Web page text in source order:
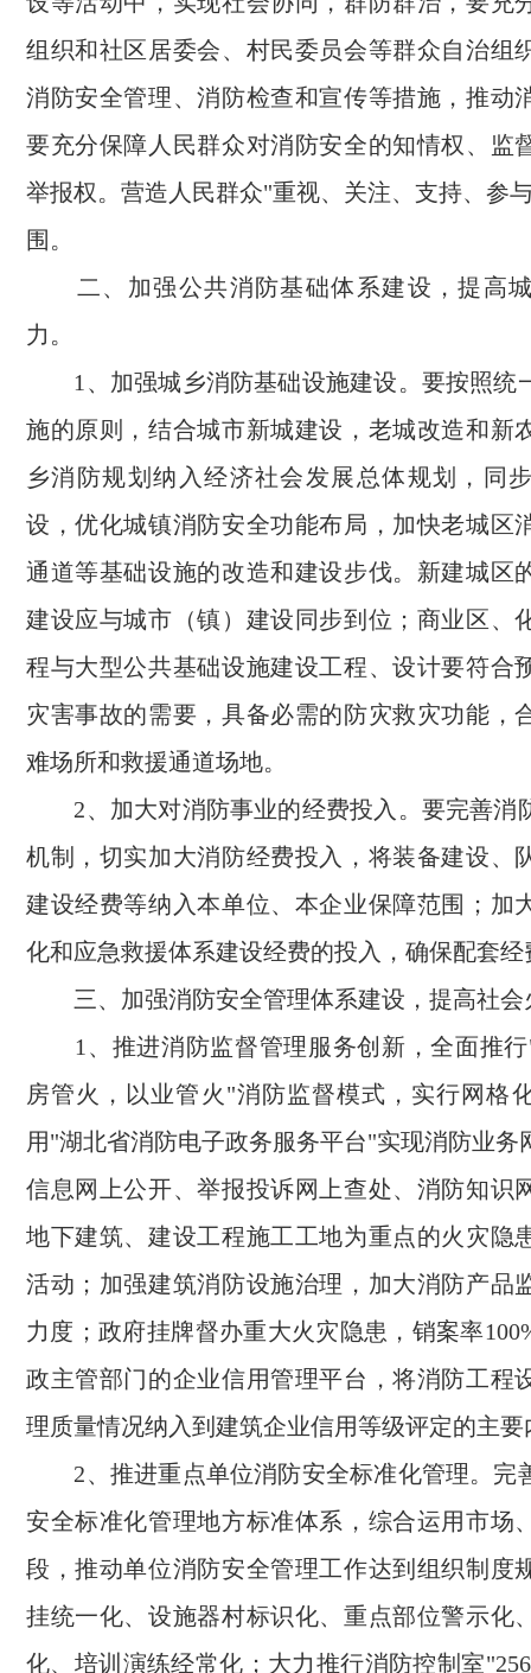
组织和社区居委会、村民委员会等群众自治组
消防安全管理、消防检查和宣传等措施，推动
要充分保障人民群众对消防安全的知情权、监
举报权。营造人民群众"重视、关注、支持、参
围。
二、加强公共消防基础体系建设，提高
力。
1、加强城乡消防基础设施建设。要按照统
施的原则，结合城市新城建设，老城改造和新
乡消防规划纳入经济社会发展总体规划，同
设，优化城镇消防安全功能布局，加快老城区
通道等基础设施的改造和建设步伐。新建城区
建设应与城市（镇）建设同步到位；商业区、
程与大型公共基础设施建设工程、设计要符合
灾害事故的需要，具备必需的防灾救灾功能，
难场所和救援通道场地。
2、加大对消防事业的经费投入。要完善消
机制，切实加大消防经费投入，将装备建设、
建设经费等纳入本单位、本企业保障范围；加
化和应急救援体系建设经费的投入，确保配套
三、加强消防安全管理体系建设，提高社会
1、推进消防监督管理服务创新，全面推行
房管火，以业管火"消防监督模式，实行网格
用"湖北省消防电子政务服务平台"实现消防业务
信息网上公开、举报投诉网上查处、消防知识
地下建筑、建设工程施工工地为重点的火灾隐
活动；加强建筑消防设施治理，加大消防产品
力度；政府挂牌督办重大火灾隐患，销案率
政主管部门的企业信用管理平台，将消防工程
理质量情况纳入到建筑企业信用等级评定的主要
2、推进重点单位消防安全标准化管理。完
安全标准化管理地方标准体系，综合运用市场
段，推动单位消防安全管理工作达到组织制度
挂统一化、设施器村标识化、重点部位警示化
化、培训演练经常化；大力推行消防控制室